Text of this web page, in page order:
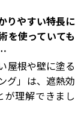
りやすい特長に
を使っていても
屋根や壁に塗る
グ」は、遮熱効
が理解できまし